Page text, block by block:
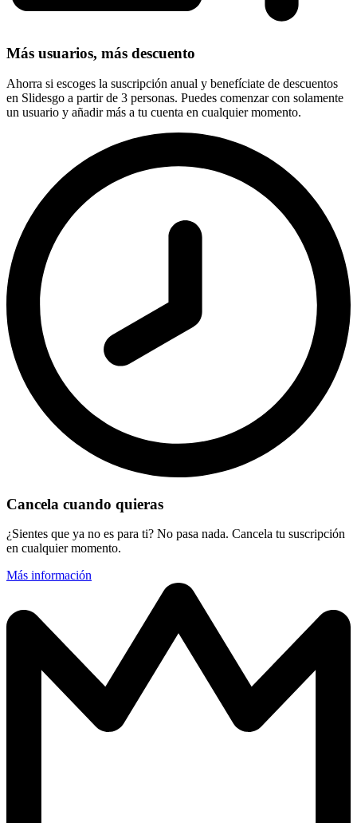
Más usuarios, más descuento
Ahorra si escoges la suscripción anual y benefíciate de descuentos
en Slidesgo a partir de 3 personas. Puedes comenzar con solamente
un usuario y añadir más a tu cuenta en cualquier momento.
Cancela cuando quieras
¿Sientes que ya no es para ti? No pasa nada. Cancela tu suscripción
en cualquier momento.
Más información